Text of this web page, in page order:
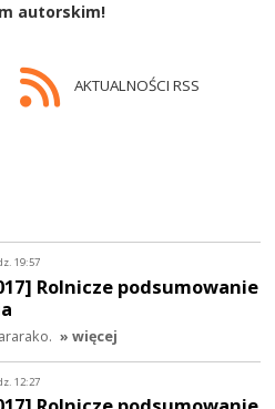
autorskim!
AKTUALNOŚCI RSS
19:57
Rolnicze podsumowanie
» więcej
12:27